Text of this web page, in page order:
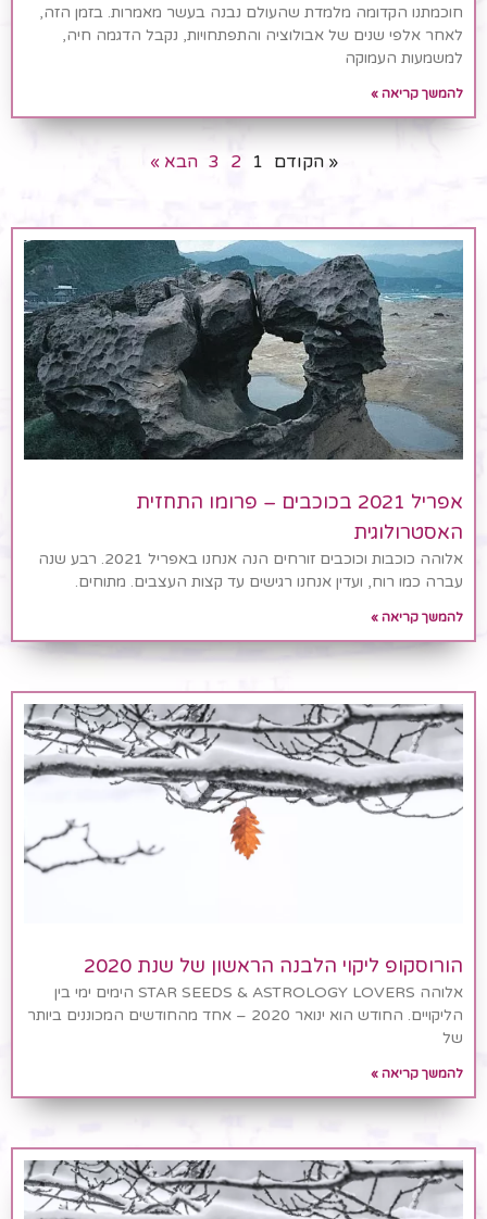
חוכמתנו הקדומה מלמדת שהעולם נבנה בעשר מאמרות. בזמן הזה,
לאחר אלפי שנים של אבולוציה והתפתחויות, נקבל הדגמה חיה,
למשמעות העמוקה
להמשך קריאה »
« הקודם 1
2
3 הבא »
אפריל 2021 בכוכבים – פרומו התחזית
האסטרולוגית
אלוהה כוכבות וכוכבים זורחים הנה אנחנו באפריל 2021. רבע שנה
עברה כמו רוח, ועדין אנחנו רגישים עד קצות העצבים. מתוחים.
להמשך קריאה »
הורוסקופ ליקוי הלבנה הראשון של שנת 2020
אלוהה STAR SEEDS & ASTROLOGY LOVERS הימים ימי בין
הליקויים. החודש הוא ינואר 2020 – אחד מהחודשים המכוננים ביותר
של
להמשך קריאה »